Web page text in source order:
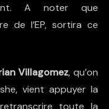
A noter que
de l’EP, sortira ce
Villagomez, qu’on
vient appuyer la